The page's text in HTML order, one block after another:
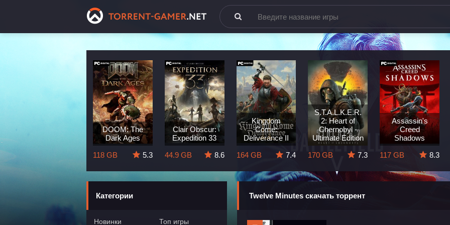
DOOM: The
Dark Ages
118 GB
5.3
Clair Obscur:
Expedition 33
44.9 GB
8.6
Kingdom
Come:
Deliverance II
164 GB
7.4
S.T.A.L.K.E.R.
2: Heart of
Chernobyl -
Ultimate Edition
170 GB
7.3
Assassin's
Creed
Shadows
117 GB
8.3
Категории
Новинки
Топ игры
Twelve Minutes скачать торрент